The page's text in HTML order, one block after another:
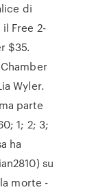
di
Free 2-
$35.
Wyler.
parte
1; 2; 3;
ha
su
morte -